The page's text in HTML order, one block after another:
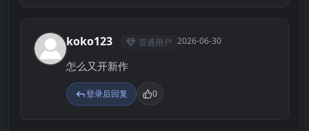
K koko123 普通用户 2026-06-30
怎么又开新作
登录后回复 0